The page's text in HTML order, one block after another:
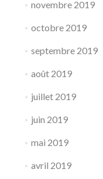
novembre 2019
octobre 2019
septembre 2019
août 2019
juillet 2019
juin 2019
mai 2019
avril 2019